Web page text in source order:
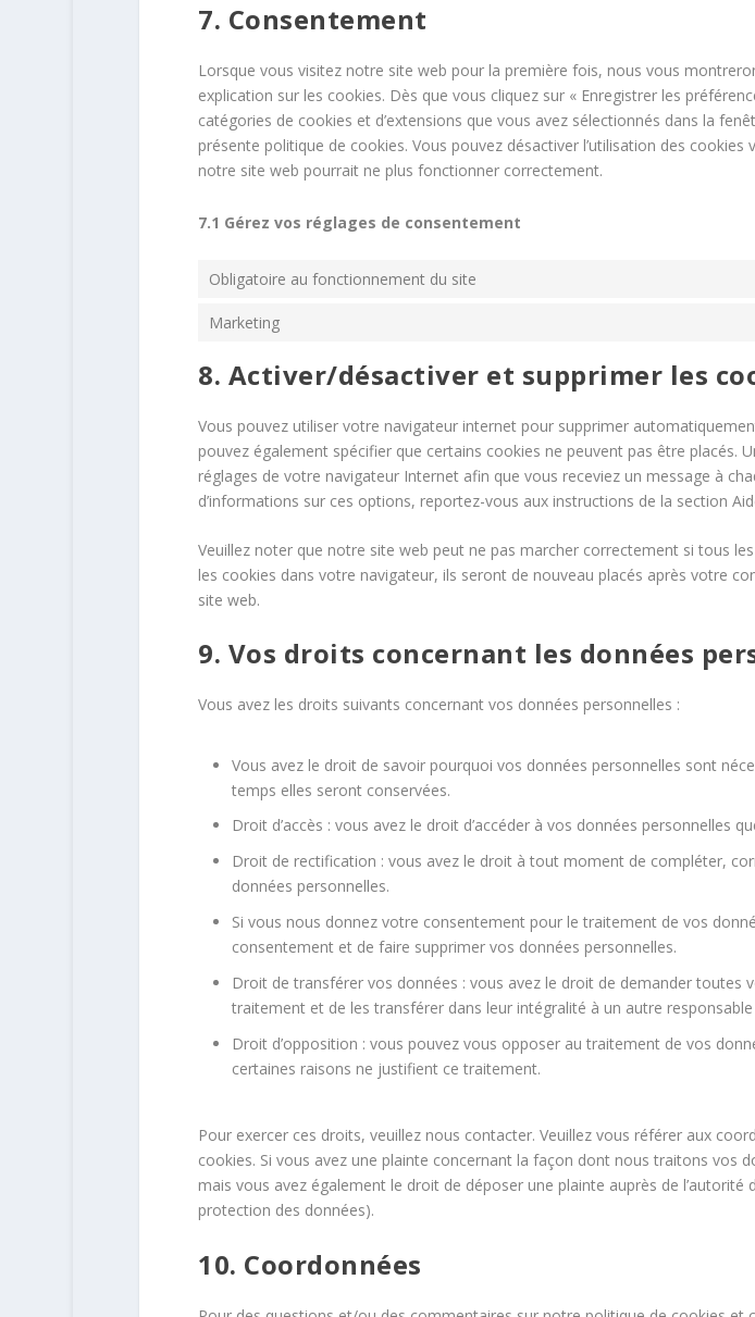
7. Consentement
Lorsque vous visitez notre site web pour la première fois, nous vous
explication sur les cookies. Dès que vous cliquez sur « Enregistrer les
catégories de cookies et d’extensions que vous avez sélectionnés dans la
présente politique de cookies. Vous pouvez désactiver l’utilisation des
notre site web pourrait ne plus fonctionner correctement.
7.1 Gérez vos réglages de consentement
Obligatoire au fonctionnement du site
Marketing
8. Activer/désactiver et supprimer les
Vous pouvez utiliser votre navigateur internet pour supprimer
pouvez également spécifier que certains cookies ne peuvent pas être placés.
réglages de votre navigateur Internet afin que vous receviez un message à
d’informations sur ces options, reportez-vous aux instructions de la section
Veuillez noter que notre site web peut ne pas marcher correctement si tous
les cookies dans votre navigateur, ils seront de nouveau placés après votre
site web.
9. Vos droits concernant les données
Vous avez les droits suivants concernant vos données personnelles :
Vous avez le droit de savoir pourquoi vos données personnelles sont
temps elles seront conservées.
Droit d’accès : vous avez le droit d’accéder à vos données personnelles
Droit de rectification : vous avez le droit à tout moment de compléter,
données personnelles.
Si vous nous donnez votre consentement pour le traitement de vos
consentement et de faire supprimer vos données personnelles.
Droit de transférer vos données : vous avez le droit de demander toutes
traitement et de les transférer dans leur intégralité à un autre
Droit d’opposition : vous pouvez vous opposer au traitement de vos
certaines raisons ne justifient ce traitement.
Pour exercer ces droits, veuillez nous contacter. Veuillez vous référer aux
cookies. Si vous avez une plainte concernant la façon dont nous traitons vos
mais vous avez également le droit de déposer une plainte auprès de l’autorité
protection des données).
10. Coordonnées